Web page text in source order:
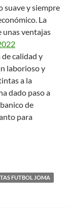
suave y siempre
La
unas ventajas
calidad y
laborioso y
a la
dado paso a
de
para
FUTBOL JOMA